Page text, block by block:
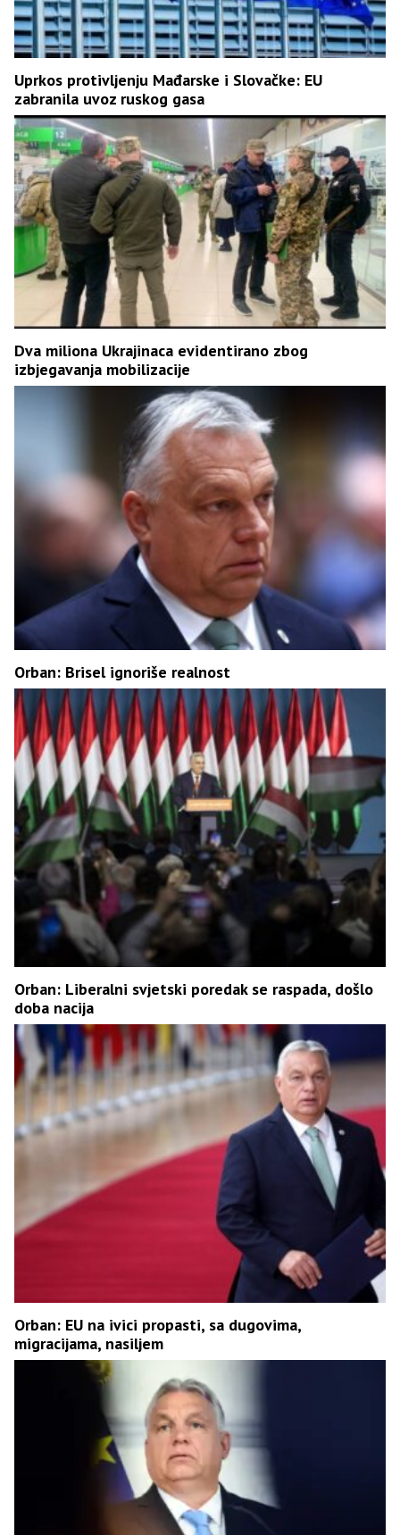
Uprkos protivljenju Mađarske i Slovačke: EU
zabranila uvoz ruskog gasa
Dva miliona Ukrajinaca evidentirano zbog
izbjegavanja mobilizacije
Orban: Brisel ignoriše realnost
Orban: Liberalni svjetski poredak se raspada, došlo
doba nacija
Orban: EU na ivici propasti, sa dugovima,
migracijama, nasiljem